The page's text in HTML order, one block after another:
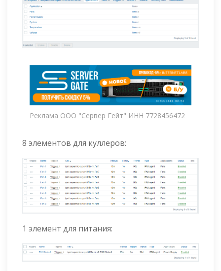
Реклама ООО "Сервер Гейт" ИНН 7728456472
8 элементов для куллеров:
1 элемент для питания: